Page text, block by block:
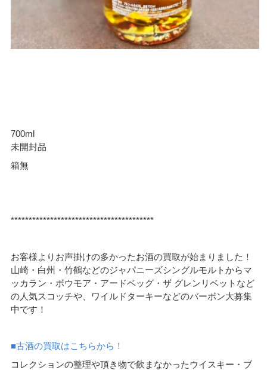
700ml
未開封品
箱無
****************************************
お客様よりお声掛けの多かったお酒の買取が始まりました！
山崎・白州・竹鶴などのジャパニーズシングルモルトからマ
ッカラン・ボウモア・アードベッグ・ザ グレンリベットなど
の人気スコッチや、ワイルドターキーなどのバーボン大募集
中です！
■古酒の買取はこちらから！
コレクションの整理や頂き物で飲まなかったウイスキー・ブ